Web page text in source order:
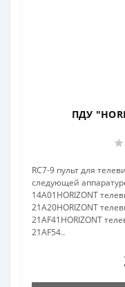
ПДУ
RC7-9 пульт для
следующей
14A01HORIZONT
21A20HORIZONT
21AF41HORIZONT
21AF54..